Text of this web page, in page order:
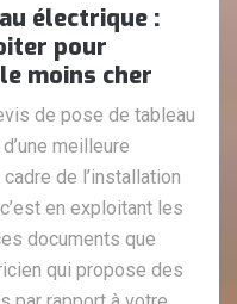
électrique :
pour
moins cher
de pose de tableau
meilleure
de l’installation
en exploitant les
documents que
qui propose des